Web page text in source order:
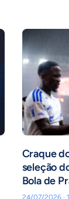
Craque
seleção
Bola de
24/07/2026 ·